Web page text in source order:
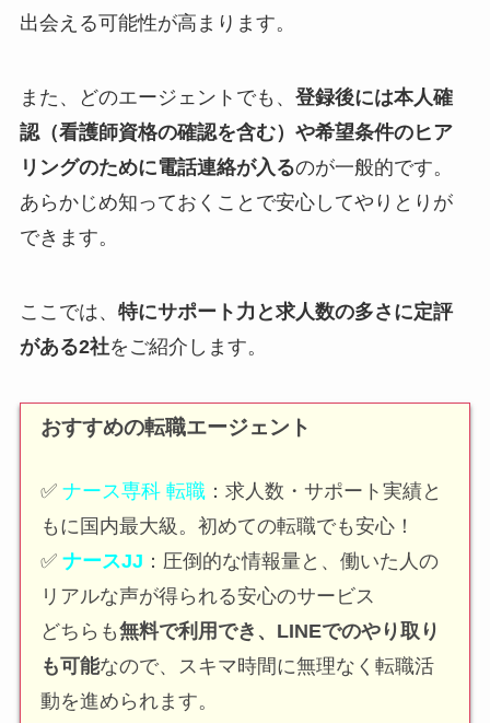
出会える可能性が高まります。
また、どのエージェントでも、 登録後には本人確
認（看護師資格の確認を含む）や希望条件のヒア
リングのために電話連絡が入るのが一般的です。
あらかじめ知っておくことで安心してやりとりが
できます。
ここでは、 特にサポート力と求人数の多さに定評
がある2社をご紹介します。
おすすめの転職エージェント
✅ ナース専科 転職：求人数・サポート実績と
もに国内最大級。初めての転職でも安心！
✅ ナースJJ ：圧倒的な情報量と、働いた人の
リアルな声が得られる安心のサービス
どちらも無料で利用でき、LINEでのやり取り
も可能なので、スキマ時間に無理なく転職活
動を進められます。